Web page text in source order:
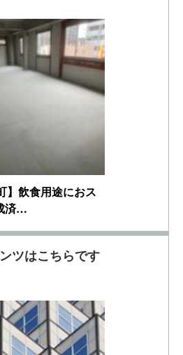
】飲食用途におス
済…
ツはこちらです